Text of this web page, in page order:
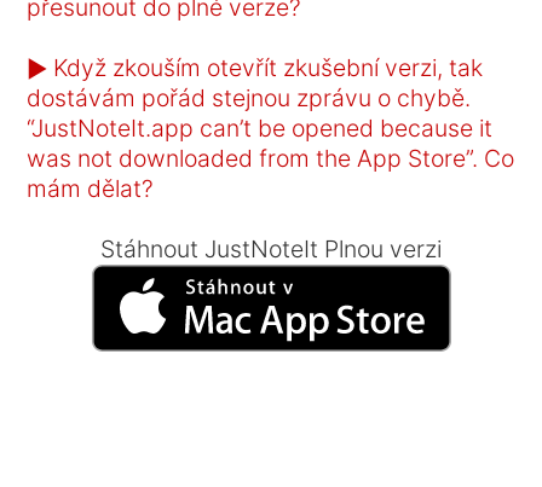
přesunout do plné verze?
► Když zkouším otevřít zkušební verzi, tak
dostávám pořád stejnou zprávu o chybě.
“JustNoteIt.app can’t be opened because it
was not downloaded from the App Store”. Co
mám dělat?
Stáhnout JustNoteIt Plnou verzi